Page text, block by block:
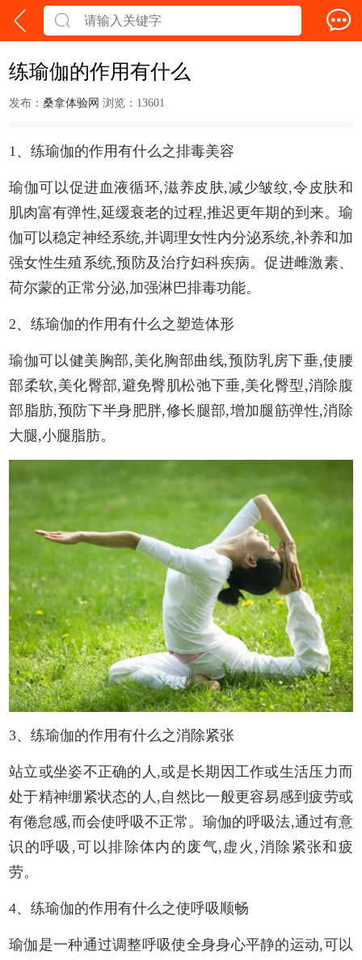
练瑜伽的作用有什么
发布：桑拿体验网 浏览：13601
1、练瑜伽的作用有什么之排毒美容
瑜伽可以促进血液循环,滋养皮肤,减少皱纹,令皮肤和
肌肉富有弹性,延缓衰老的过程,推迟更年期的到来。瑜
伽可以稳定神经系统,并调理女性内分泌系统,补养和加
强女性生殖系统,预防及治疗妇科疾病。促进雌激素、
荷尔蒙的正常分泌,加强淋巴排毒功能。
2、练瑜伽的作用有什么之塑造体形
瑜伽可以健美胸部,美化胸部曲线,预防乳房下垂,使腰
部柔软,美化臀部,避免臀肌松弛下垂,美化臀型,消除腹
部脂肪,预防下半身肥胖,修长腿部,增加腿筋弹性,消除
大腿,小腿脂肪。
3、练瑜伽的作用有什么之消除紧张
站立或坐姿不正确的人,或是长期因工作或生活压力而
处于精神绷紧状态的人,自然比一般更容易感到疲劳或
有倦怠感,而会使呼吸不正常。瑜伽的呼吸法,通过有意
识的呼吸,可以排除体内的废气,虚火,消除紧张和疲
劳。
4、练瑜伽的作用有什么之使呼吸顺畅
瑜伽是一种通过调整呼吸使全身身心平静的运动,可以